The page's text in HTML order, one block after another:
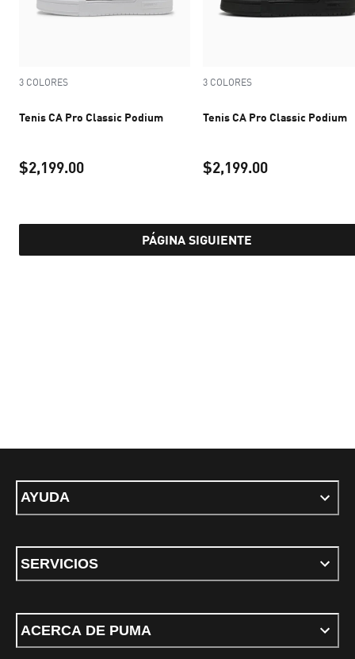
3 COLORES
Tenis CA Pro Classic Podium
$2,199.00
3 COLORES
Tenis CA Pro Classic Podium
$2,199.00
PÁGINA SIGUIENTE
AYUDA
SERVICIOS
ACERCA DE PUMA